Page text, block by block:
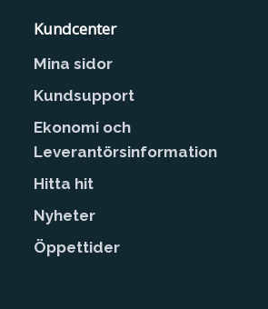
Kundcenter
Mina sidor
Kundsupport
Ekonomi och
Leverantörsinformation
Hitta hit
Nyheter
Öppettider